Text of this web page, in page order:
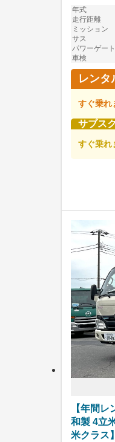
年式
走行距離
ミッション
サス
パワーゲート
車検
レンタ
すぐ乗れ
サブスク
すぐ乗れ
【年間
和製 4立
米クラス